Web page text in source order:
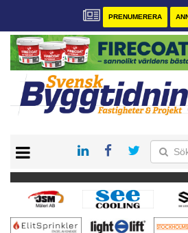
PRENUMERERA
PRENUMERERA
VÅRA ANDRA MAGASIN
ANNONSERA